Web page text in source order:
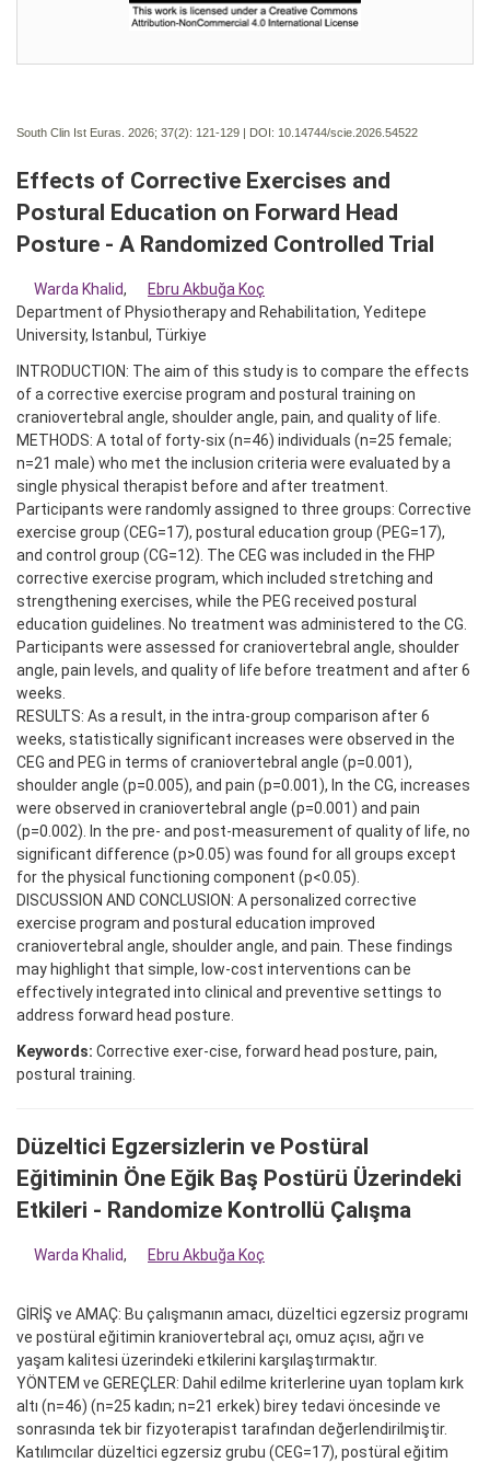
South Clin Ist Euras. 2026; 37(2): 121-129 | DOI: 10.14744/scie.2026.54522
Effects of Corrective Exercises and
Postural Education on Forward Head
Posture - A Randomized Controlled Trial
Warda Khalid,
Ebru Akbuğa Koç
Department of Physiotherapy and Rehabilitation, Yeditepe
University, Istanbul, Türkiye
INTRODUCTION: The aim of this study is to compare the effects
of a corrective exercise program and postural training on
craniovertebral angle, shoulder angle, pain, and quality of life.
METHODS: A total of forty-six (n=46) individuals (n=25 female;
n=21 male) who met the inclusion criteria were evaluated by a
single physical therapist before and after treatment.
Participants were randomly assigned to three groups: Corrective
exercise group (CEG=17), postural education group (PEG=17),
and control group (CG=12). The CEG was included in the FHP
corrective exercise program, which included stretching and
strengthening exercises, while the PEG received postural
education guidelines. No treatment was administered to the CG.
Participants were assessed for craniovertebral angle, shoulder
angle, pain levels, and quality of life before treatment and after 6
weeks.
RESULTS: As a result, in the intra-group comparison after 6
weeks, statistically significant increases were observed in the
CEG and PEG in terms of craniovertebral angle (p=0.001),
shoulder angle (p=0.005), and pain (p=0.001), In the CG, increases
were observed in craniovertebral angle (p=0.001) and pain
(p=0.002). In the pre- and post-measurement of quality of life, no
significant difference (p>0.05) was found for all groups except
for the physical functioning component (p<0.05).
DISCUSSION AND CONCLUSION: A personalized corrective
exercise program and postural education improved
craniovertebral angle, shoulder angle, and pain. These findings
may highlight that simple, low-cost interventions can be
effectively integrated into clinical and preventive settings to
address forward head posture.
Keywords: Corrective exer-cise, forward head posture, pain,
postural training.
Düzeltici Egzersizlerin ve Postüral
Eğitiminin Öne Eğik Baş Postürü Üzerindeki
Etkileri - Randomize Kontrollü Çalışma
Warda Khalid, Ebru Akbuğa Koç
GİRİŞ ve AMAÇ: Bu çalışmanın amacı, düzeltici egzersiz programı
ve postüral eğitimin kraniovertebral açı, omuz açısı, ağrı ve
yaşam kalitesi üzerindeki etkilerini karşılaştırmaktır.
YÖNTEM ve GEREÇLER: Dahil edilme kriterlerine uyan toplam kırk
altı (n=46) (n=25 kadın; n=21 erkek) birey tedavi öncesinde ve
sonrasında tek bir fizyoterapist tarafından değerlendirilmiştir.
Katılımcılar düzeltici egzersiz grubu (CEG=17), postüral eğitim